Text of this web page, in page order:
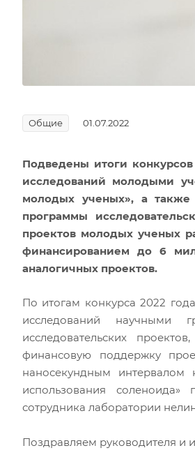
Общие 01.07.2022
Подведены итоги
исследований молодыми
молодых ученых», а также
программы
проектов молодых ученых
финансированием до 6
аналогичных проектов.
По итогам конкурса 2022
исследований научными
исследовательских
финансовую поддержку
наносекундным
использования соленоида»
сотрудника лаборатории
Поздравляем руководителя и